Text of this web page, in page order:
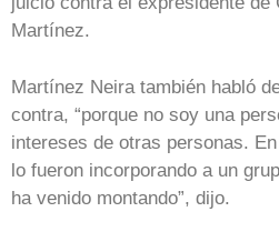
Martínez.
Martínez Neira también habló
contra, “porque no soy una
intereses de otras personas.
lo fueron incorporando a un
ha venido montando”, dijo.